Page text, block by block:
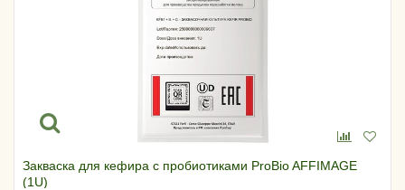
Закваска для кефира с пробиотиками ProBio AFFIMAGE
(1U)